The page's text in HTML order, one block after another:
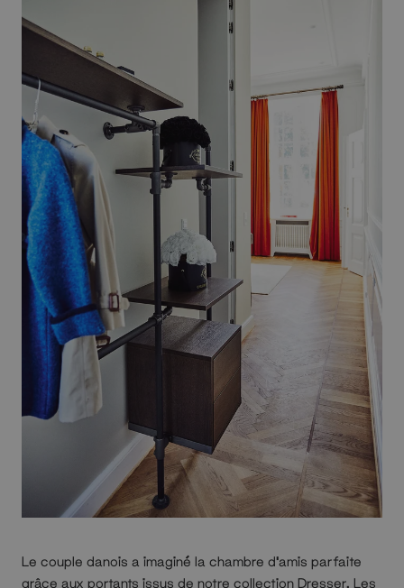
Le couple danois a imaginé la chambre d'amis parfaite
grâce aux portants issus de notre collection Dresser. Les